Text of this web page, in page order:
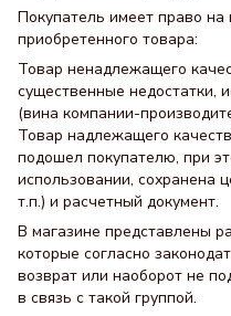
Покупатель имеет право на
приобретенного товара:
Товар ненадлежащего
существенные недостатки,
(вина компании-
Товар надлежащего
подошел покупателю, при
использовании, сохранена
т.п.) и расчетный документ.
В магазине представлены
которые согласно
возврат или наоборот не
в связь с такой группой.